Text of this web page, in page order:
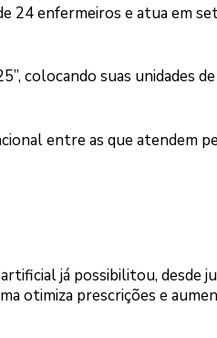
24 enfermeiros e atua em
colocando suas unidades
entre as que atendem
já possibilitou, desde
otimiza prescrições e